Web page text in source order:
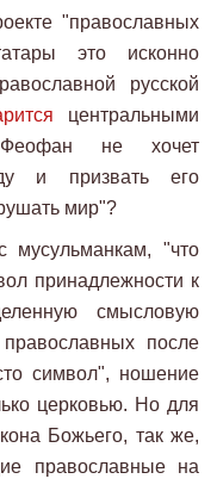
"православных
это исконно
русской
центральными
Феофан не хочет
и призвать его
мир"?
мусульманкам, "что
принадлежности к
смысловую
после
символ", ношение
церковью. Но для
Божьего, так же,
православные на